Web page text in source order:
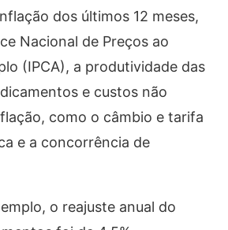
dos últimos 12 meses,
Nacional de Preços ao
(IPCA), a produtividade das
e custos não
como o câmbio e tarifa
e a concorrência de
o reajuste anual do